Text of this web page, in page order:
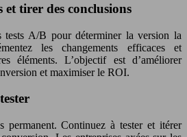
et tirer des conclusions
tests A/B pour déterminer la version la
les changements efficaces et
éléments. L’objectif est d’améliorer
et maximiser le ROI.
permanent. Continuez à tester et itérer